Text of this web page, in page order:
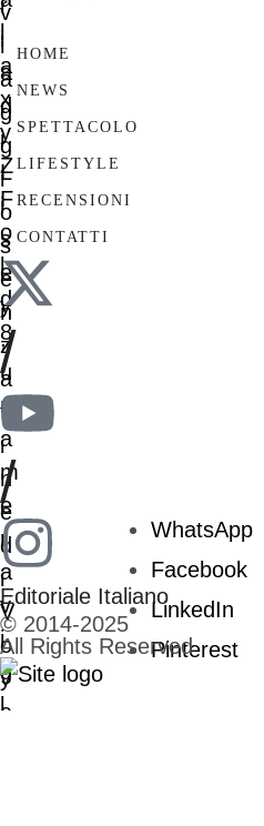
HOME
NEWS
SPETTACOLO
LIFESTYLE
RECENSIONI
CONTATTI
/
/
Editoriale Italiano
© 2014-2025
All Rights Reserved
WhatsApp
Facebook
LinkedIn
Pinterest